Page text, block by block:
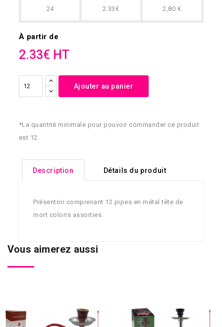
24 2.33€ 2,80 €
À partir de
2.33€ HT
Ajouter au panier
*La quantité minimale pour pouvoir commander ce produit
est 12.
Description Détails du produit
Présentoir comprenant 12 pipes en métal tête de
mort coloris assorties.
Vous aimerez aussi